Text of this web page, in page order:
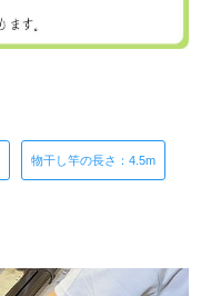
物干し竿の長さ：4.5m